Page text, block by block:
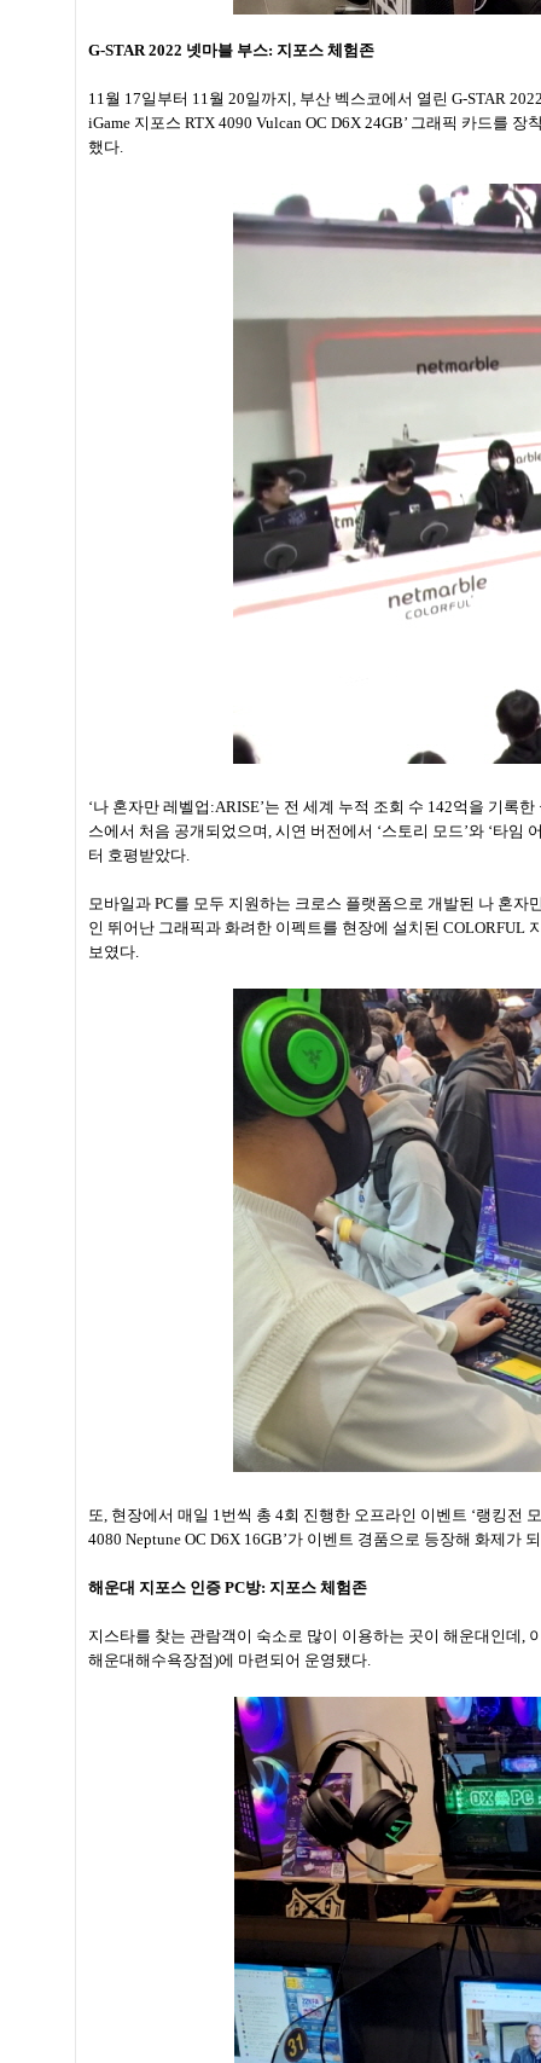
G-STAR 2022 넷마블 부스: 지포스 체험존
11월 17일부터 11월 20일까지, 부산 벡스코에서 열린 G-STAR
iGame 지포스 RTX 4090 Vulcan OC D6X 24GB’ 그래픽 카드를
했다.
‘나 혼자만 레벨업:ARISE’는 전 세계 누적 조회 수 142억을 기록
스에서 처음 공개되었으며, 시연 버전에서 ‘스토리 모드’와 ‘타임
터 호평받았다.
모바일과 PC를 모두 지원하는 크로스 플랫폼으로 개발된 나 혼
인 뛰어난 그래픽과 화려한 이펙트를 현장에 설치된 COLORFUL
보였다.
또, 현장에서 매일 1번씩 총 4회 진행한 오프라인 이벤트 ‘랭킹전
4080 Neptune OC D6X 16GB’가 이벤트 경품으로 등장해 화제가
해운대 지포스 인증 PC방: 지포스 체험존
지스타를 찾는 관람객이 숙소로 많이 이용하는 곳이 해운대인데,
해운대해수욕장점)에 마련되어 운영됐다.